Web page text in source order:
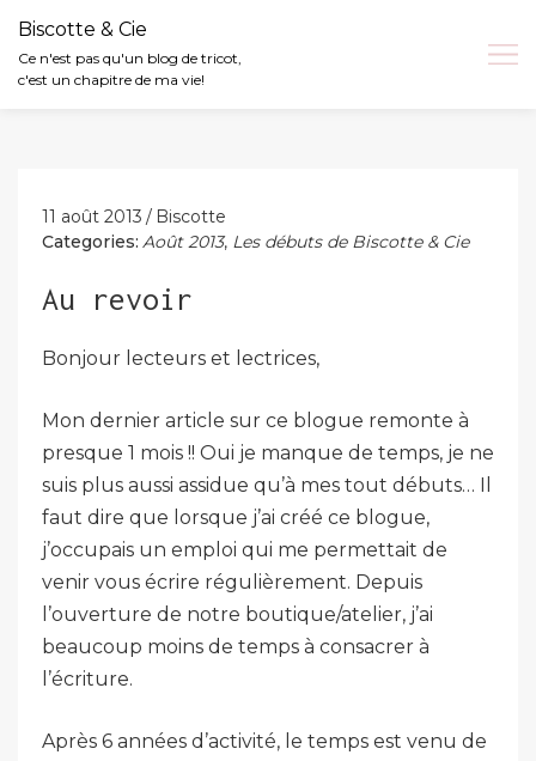
Biscotte & Cie
Ce n'est pas qu'un blog de tricot,
c'est un chapitre de ma vie!
11 août 2013
Biscotte
Categories: Août 2013, Les débuts de Biscotte & Cie
Au revoir
Bonjour lecteurs et lectrices,
Mon dernier article sur ce blogue remonte à
presque 1 mois !! Oui je manque de temps, je ne
suis plus aussi assidue qu’à mes tout débuts… Il
faut dire que lorsque j’ai créé ce blogue,
j’occupais un emploi qui me permettait de
venir vous écrire régulièrement. Depuis
l’ouverture de notre boutique/atelier, j’ai
beaucoup moins de temps à consacrer à
l’écriture.
Après 6 années d’activité, le temps est venu de